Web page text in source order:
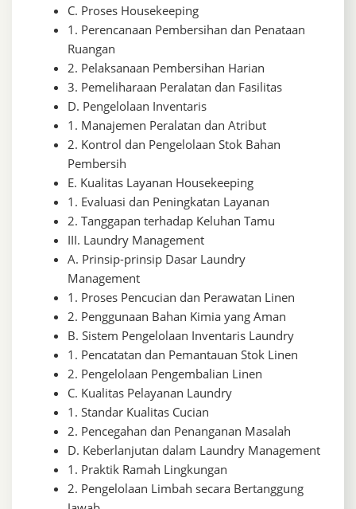
C. Proses Housekeeping
1. Perencanaan Pembersihan dan Penataan
Ruangan
2. Pelaksanaan Pembersihan Harian
3. Pemeliharaan Peralatan dan Fasilitas
D. Pengelolaan Inventaris
1. Manajemen Peralatan dan Atribut
2. Kontrol dan Pengelolaan Stok Bahan
Pembersih
E. Kualitas Layanan Housekeeping
1. Evaluasi dan Peningkatan Layanan
2. Tanggapan terhadap Keluhan Tamu
III. Laundry Management
A. Prinsip-prinsip Dasar Laundry
Management
1. Proses Pencucian dan Perawatan Linen
2. Penggunaan Bahan Kimia yang Aman
B. Sistem Pengelolaan Inventaris Laundry
1. Pencatatan dan Pemantauan Stok Linen
2. Pengelolaan Pengembalian Linen
C. Kualitas Pelayanan Laundry
1. Standar Kualitas Cucian
2. Pencegahan dan Penanganan Masalah
D. Keberlanjutan dalam Laundry Management
1. Praktik Ramah Lingkungan
2. Pengelolaan Limbah secara Bertanggung